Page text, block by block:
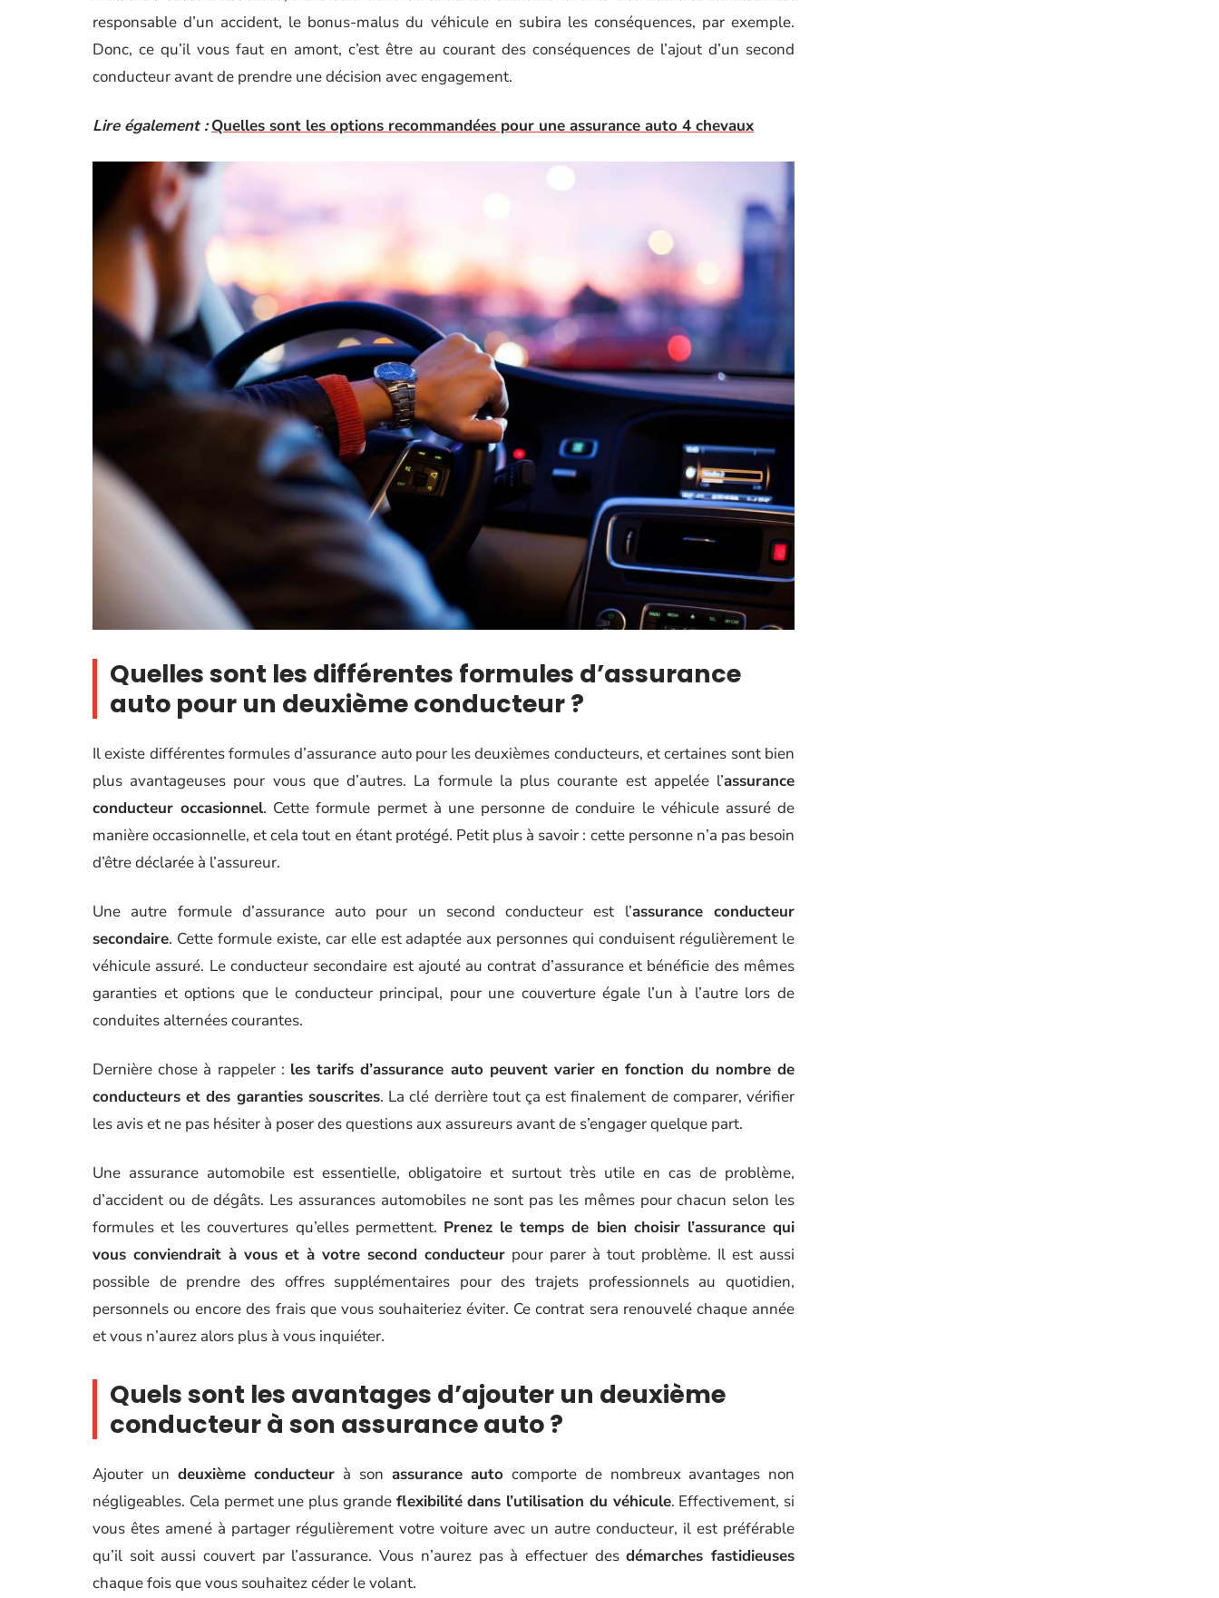
responsable d’un accident, le bonus-malus du véhicule en subira les conséquences, par exemple.
Donc, ce qu’il vous faut en amont, c’est être au courant des conséquences de l’ajout d’un second
conducteur avant de prendre une décision avec engagement.
Lire également : Quelles sont les options recommandées pour une assurance auto 4 chevaux
Quelles sont les différentes formules d’assurance
auto pour un deuxième conducteur ?
Il existe différentes formules d’assurance auto pour les deuxièmes conducteurs, et certaines sont bien
plus avantageuses pour vous que d’autres. La formule la plus courante est appelée l’assurance
conducteur occasionnel. Cette formule permet à une personne de conduire le véhicule assuré de
manière occasionnelle, et cela tout en étant protégé. Petit plus à savoir : cette personne n’a pas besoin
d’être déclarée à l’assureur.
Une autre formule d’assurance auto pour un second conducteur est l’assurance conducteur
secondaire. Cette formule existe, car elle est adaptée aux personnes qui conduisent régulièrement le
véhicule assuré. Le conducteur secondaire est ajouté au contrat d’assurance et bénéficie des mêmes
garanties et options que le conducteur principal, pour une couverture égale l’un à l’autre lors de
conduites alternées courantes.
Dernière chose à rappeler : les tarifs d’assurance auto peuvent varier en fonction du nombre de
conducteurs et des garanties souscrites. La clé derrière tout ça est finalement de comparer, vérifier
les avis et ne pas hésiter à poser des questions aux assureurs avant de s’engager quelque part.
Une assurance automobile est essentielle, obligatoire et surtout très utile en cas de problème,
d’accident ou de dégâts. Les assurances automobiles ne sont pas les mêmes pour chacun selon les
formules et les couvertures qu’elles permettent. Prenez le temps de bien choisir l’assurance qui
vous conviendrait à vous et à votre second conducteur pour parer à tout problème. Il est aussi
possible de prendre des offres supplémentaires pour des trajets professionnels au quotidien,
personnels ou encore des frais que vous souhaiteriez éviter. Ce contrat sera renouvelé chaque année
et vous n’aurez alors plus à vous inquiéter.
Quels sont les avantages d’ajouter un deuxième
conducteur à son assurance auto ?
Ajouter un deuxième conducteur à son assurance auto comporte de nombreux avantages non
négligeables. Cela permet une plus grande flexibilité dans l’utilisation du véhicule. Effectivement, si
vous êtes amené à partager régulièrement votre voiture avec un autre conducteur, il est préférable
qu’il soit aussi couvert par l’assurance. Vous n’aurez pas à effectuer desdémarches fastidieuses
chaque fois que vous souhaitez céder le volant.